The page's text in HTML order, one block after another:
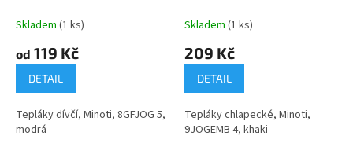
Skladem (1 ks)
od 119 Kč
DETAIL
Tepláky dívčí, Minoti, 8GFJOG 5,
modrá
Skladem (1 ks)
209 Kč
DETAIL
Tepláky chlapecké, Minoti,
9JOGEMB 4, khaki